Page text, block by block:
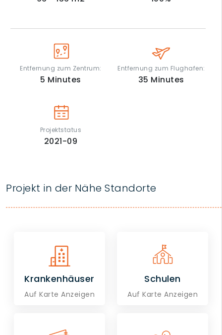
Entfernung zum Zentrum:
5 Minutes
Entfernung zum Flughafen:
35 Minutes
Projektstatus
2021-09
Projekt in der Nähe Standorte
Krankenhäuser
Auf Karte Anzeigen
Schulen
Auf Karte Anzeigen